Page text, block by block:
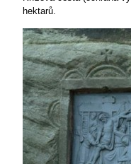
hektarů.